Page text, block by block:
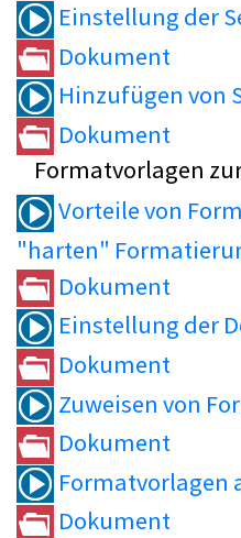
Einstellung der
Dokument
Hinzufügen von
Dokument
Formatvorlagen
Vorteile von
"harten"
Dokument
Einstellung der
Dokument
Zuweisen von
Dokument
Formatvorlagen
Dokument